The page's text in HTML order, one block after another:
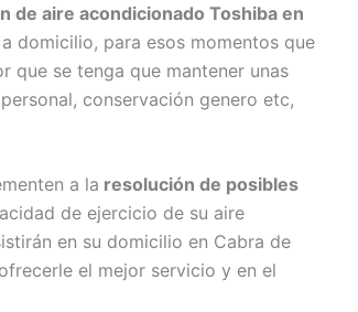
de aire acondicionado Toshiba en
domicilio, para esos momentos que
que se tenga que mantener unas
conservación genero etc,
a la resolución de posibles
de ejercicio de su aire
en su domicilio en Cabra de
el mejor servicio y en el